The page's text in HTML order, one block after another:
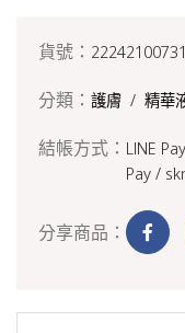
貨號：
分類： 護膚 / 精華
結帳方式： LINE
Pay /
分享商品：